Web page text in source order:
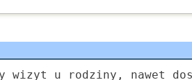
wizyt u rodziny, nawet